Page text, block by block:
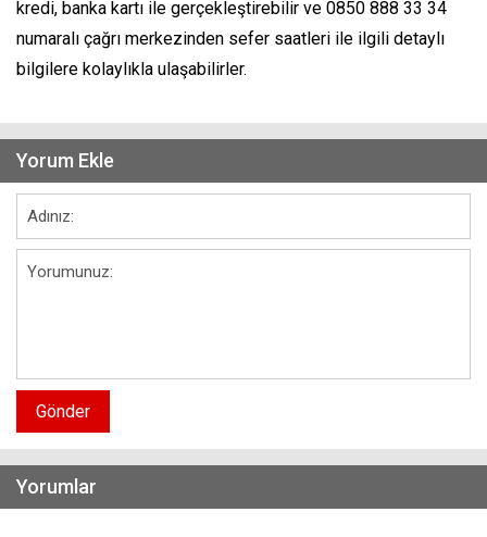
kredi, banka kartı ile gerçekleştirebilir ve 0850 888 33 34
numaralı çağrı merkezinden sefer saatleri ile ilgili detaylı
bilgilere kolaylıkla ulaşabilirler.
Yorum Ekle
Gönder
Yorumlar